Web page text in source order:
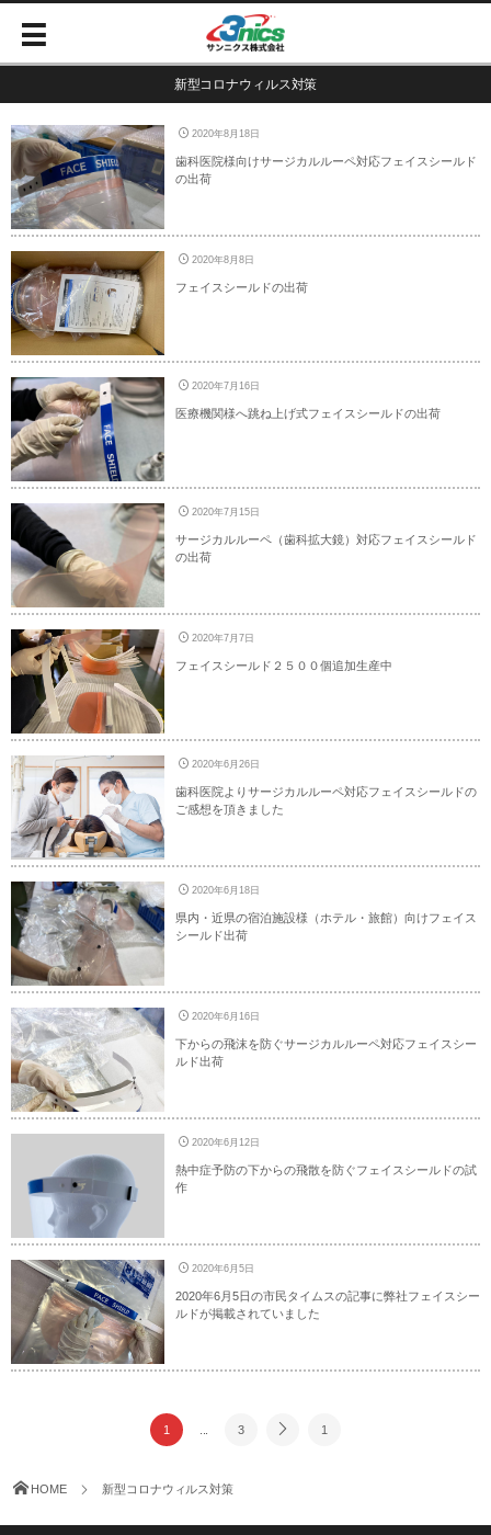
新型コロナウィルス対策
2020年8月18日
歯科医院様向けサージカルルーペ対応フェイスシールド
の出荷
2020年8月8日
フェイスシールドの出荷
2020年7月16日
医療機関様へ跳ね上げ式フェイスシールドの出荷
2020年7月15日
サージカルルーペ（歯科拡大鏡）対応フェイスシールド
の出荷
2020年7月7日
フェイスシールド２５００個追加生産中
2020年6月26日
歯科医院よりサージカルルーペ対応フェイスシールドの
ご感想を頂きました
2020年6月18日
県内・近県の宿泊施設様（ホテル・旅館）向けフェイス
シールド出荷
2020年6月16日
下からの飛沫を防ぐサージカルルーペ対応フェイスシー
ルド出荷
2020年6月12日
熱中症予防の下からの飛散を防ぐフェイスシールドの試
作
2020年6月5日
2020年6月5日の市民タイムスの記事に弊社フェイスシー
ルドが掲載されていました
1 3 1
HOME 新型コロナウィルス対策